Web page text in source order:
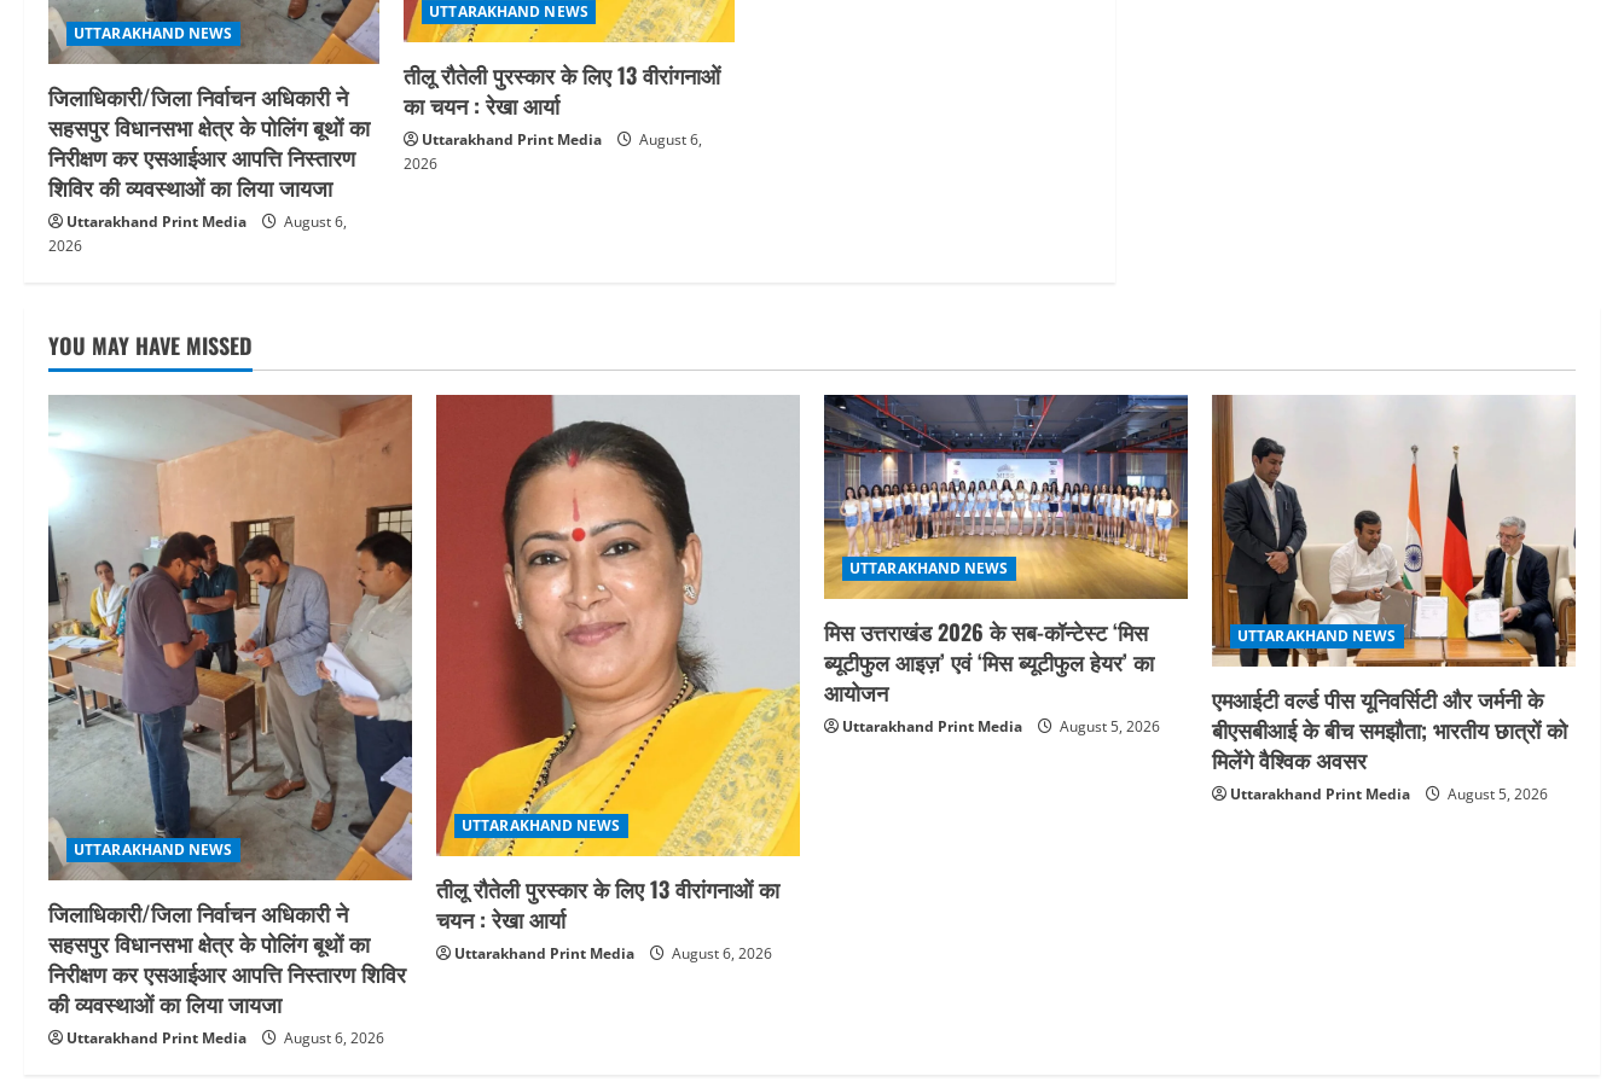
n UTTARAKHAND NEWS
जिलाधिकारी/जिला निर्वाचन अधिकारी ने
सहसपुर विधानसभा क्षेत्र के पोलिंग बूथों का
निरीक्षण कर एसआईआर आपत्ति निस्तारण
शिविर की व्यवस्थाओं का लिया जायजा
Uttarakhand Print Media
August 6,
2026
UTTARAKHAND NEWS
तीलू रौतेली पुरस्कार के लिए 13 वीरांगनाओं
का चयन : रेखा आर्या
Uttarakhand Print Media
August 6,
2026
YOU MAY HAVE MISSED
UTTARAKHAND NEWS
जिलाधिकारी/जिला निर्वाचन अधिकारी ने
सहसपुर विधानसभा क्षेत्र के पोलिंग बूथों का
निरीक्षण कर एसआईआर आपत्ति निस्तारण शिविर
की व्यवस्थाओं का लिया जायजा
Uttarakhand Print Media August 6, 2026
UTTARAKHAND NEWS
तीलू रौतेली पुरस्कार के लिए 13 वीरांगनाओं का
चयन : रेखा आर्या
Uttarakhand Print Media August 6, 2026
UTTARAKHAND NEWS
मिस उत्तराखंड 2026 के सब-कॉन्टेस्ट ‘मिस
ब्यूटीफुल आइज़’ एवं ‘मिस ब्यूटीफुल हेयर’ का
आयोजन
Uttarakhand Print Media August 5, 2026
UTTARAKHAND NEWS
एमआईटी वर्ल्ड पीस यूनिवर्सिटी और जर्मनी के
बीएसबीआई के बीच समझौता; भारतीय छात्रों को
मिलेंगे वैश्विक अवसर
Uttarakhand Print Media August 5, 2026